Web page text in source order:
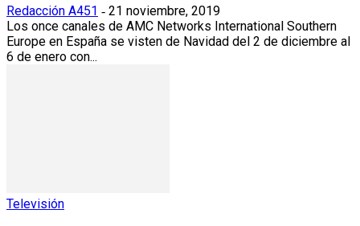
Redacción A451 - 21 noviembre, 2019
Los once canales de AMC Networks International Southern
Europe en España se visten de Navidad del 2 de diciembre al
6 de enero con...
Televisión